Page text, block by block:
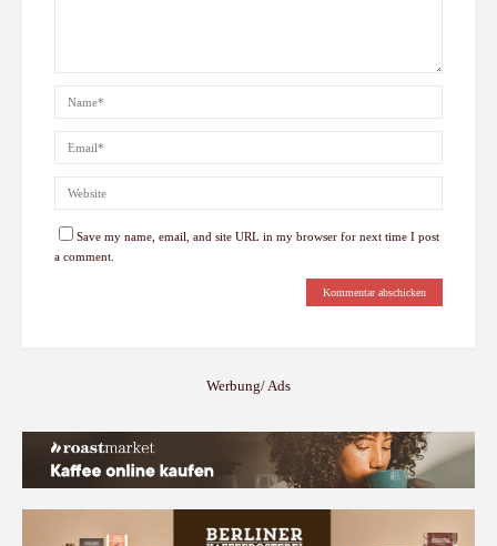
Save my name, email, and site URL in my browser for next time I post
a comment.
Werbung/ Ads